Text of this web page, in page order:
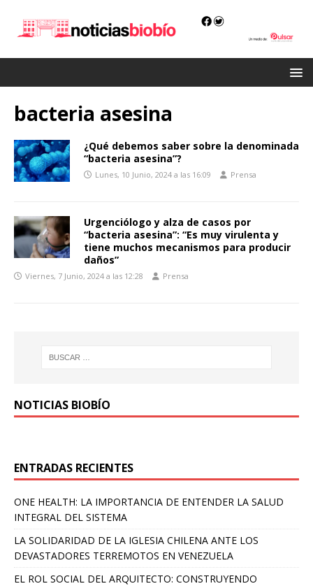
bacteria asesina
¿Qué debemos saber sobre la denominada
“bacteria asesina”?
Lunes, 10 Junio, 2024 a las 16:09 Prensa
Urgenciólogo y alza de casos por
“bacteria asesina”: “Es muy virulenta y
tiene muchos mecanismos para producir
daños”
Viernes, 7 Junio, 2024 a las 12:28 Prensa
NOTICIAS BIOBÍO
ENTRADAS RECIENTES
ONE HEALTH: LA IMPORTANCIA DE ENTENDER LA SALUD
INTEGRAL DEL SISTEMA
LA SOLIDARIDAD DE LA IGLESIA CHILENA ANTE LOS
DEVASTADORES TERREMOTOS EN VENEZUELA
EL ROL SOCIAL DEL ARQUITECTO: CONSTRUYENDO